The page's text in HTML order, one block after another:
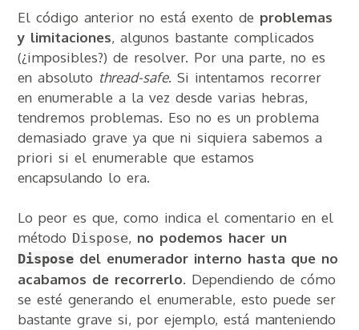
El código anterior no está exento de problemas
y limitaciones, algunos bastante complicados
(¿imposibles?) de resolver. Por una parte, no es
en absoluto thread-safe. Si intentamos recorrer
en enumerable a la vez desde varias hebras,
tendremos problemas. Eso no es un problema
demasiado grave ya que ni siquiera sabemos a
priori si el enumerable que estamos
encapsulando lo era.
Lo peor es que, como indica el comentario en el
método Dispose, no podemos hacer un
Dispose del enumerador interno hasta que no
acabamos de recorrerlo. Dependiendo de cómo
se esté generando el enumerable, esto puede ser
bastante grave si, por ejemplo, está manteniendo